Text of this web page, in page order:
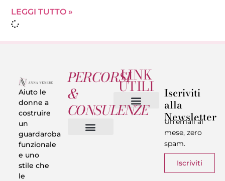
LEGGI TUTTO »
Aiuto le
donne a
costruire
un
guardaroba
funzionale
e uno
stile che
le
PERCORSI
&
CONSULENZE
LINK
UTILI Iscriviti
alla
Newsletter
Un’email al
mese, zero
spam.
Iscriviti